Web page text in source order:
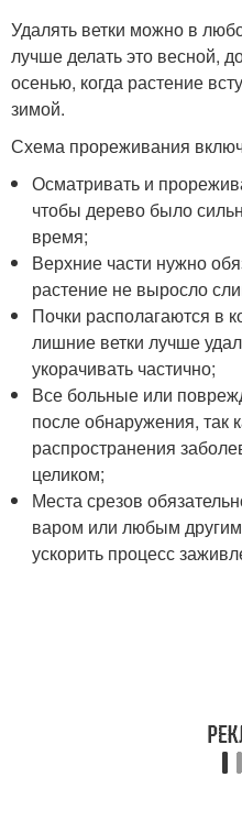
Удалять ветки можно в
лучше делать это весной,
осенью, когда растение
зимой.
Схема прореживания
Осматривать и
чтобы дерево было
время;
Верхние части нужно
растение не выросло
Почки располагаются в
лишние ветки лучше
укорачивать частично;
Все больные или
после обнаружения, так
распространения
целиком;
Места срезов
варом или любым
ускорить процесс